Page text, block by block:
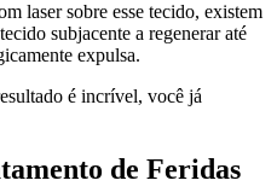
laser sobre esse tecido, existem
subjacente a regenerar até
expulsa.
é incrível, você já
de Feridas